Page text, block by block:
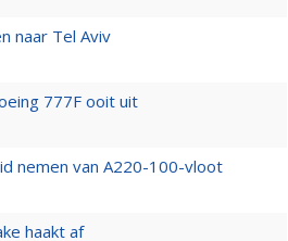
naar Tel Aviv
777F ooit uit
nemen van A220-100-vloot
haakt af